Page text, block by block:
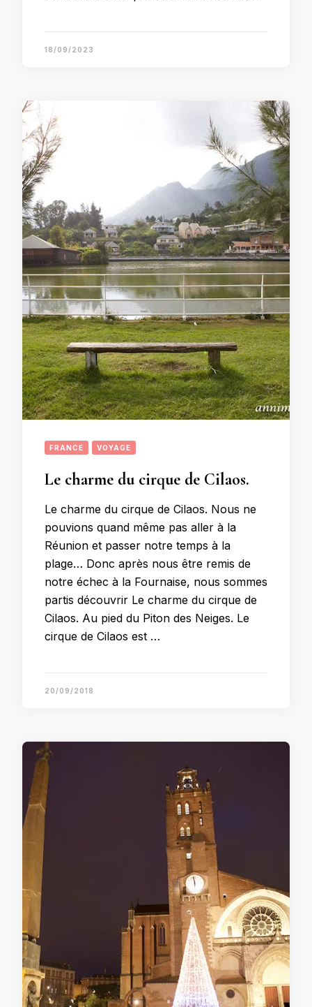
18/09/2023
FRANCE VOYAGE
Le charme du cirque de Cilaos.
Le charme du cirque de Cilaos. Nous ne
pouvions quand même pas aller à la
Réunion et passer notre temps à la
plage… Donc après nous être remis de
notre échec à la Fournaise, nous sommes
partis découvrir Le charme du cirque de
Cilaos. Au pied du Piton des Neiges. Le
cirque de Cilaos est …
20/09/2018